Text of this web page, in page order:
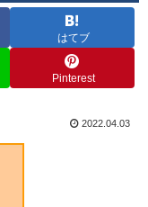
はてブ
Pinterest
2022.04.03